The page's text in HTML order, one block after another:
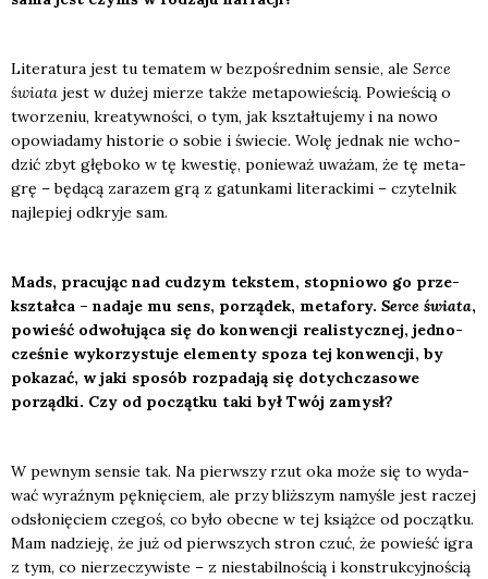
Lite­ra­tu­ra jest tu tema­tem w bez­po­śred­nim sen­sie, ale Ser­ce
świa­ta jest w dużej mie­rze tak­że meta­po­wie­ścią. Powie­ścią o
two­rze­niu, kre­atyw­no­ści, o tym, jak kształ­tu­je­my i na nowo
opo­wia­da­my histo­rie o sobie i świe­cie. Wolę jed­nak nie wcho­
dzić zbyt głę­bo­ko w tę kwe­stię, ponie­waż uwa­żam, że tę meta­
grę – będą­cą zara­zem grą z gatun­ka­mi lite­rac­ki­mi – czy­tel­nik
naj­le­piej odkry­je sam.
Mads, pra­cu­jąc nad cudzym tek­stem, stop­nio­wo go prze­
kształ­ca – nada­je mu sens, porzą­dek, meta­fo­ry. Ser­ce świa­ta,
powieść odwo­łu­ją­ca się do kon­wen­cji reali­stycz­nej, jed­no­
cze­śnie wyko­rzy­stu­je ele­men­ty spo­za tej kon­wen­cji, by
poka­zać, w jaki spo­sób roz­pa­da­ją się dotych­cza­so­we
porząd­ki. Czy od począt­ku taki był Twój zamysł?
W pew­nym sen­sie tak. Na pierw­szy rzut oka może się to wyda­
wać wyraź­nym pęk­nię­ciem, ale przy bliż­szym namy­śle jest raczej
odsło­nię­ciem cze­goś, co było obec­ne w tej książ­ce od począt­ku.
Mam nadzie­ję, że już od pierw­szych stron czuć, że powieść igra
z tym, co nie­rze­czy­wi­ste – z nie­sta­bil­no­ścią i kon­struk­cyj­no­ścią